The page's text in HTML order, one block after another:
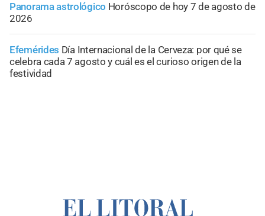
Panorama astrológico Horóscopo de hoy 7 de agosto de
2026
Efemérides Día Internacional de la Cerveza: por qué se
celebra cada 7 agosto y cuál es el curioso origen de la
festividad